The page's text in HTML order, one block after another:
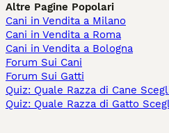
Altre Pagine Popolari
Cani in Vendita a Milano
Cani in Vendita a Roma
Cani in Vendita a Bologna
Forum Sui Cani
Forum Sui Gatti
Quiz: Quale Razza di Cane
Quiz: Quale Razza di Gatto